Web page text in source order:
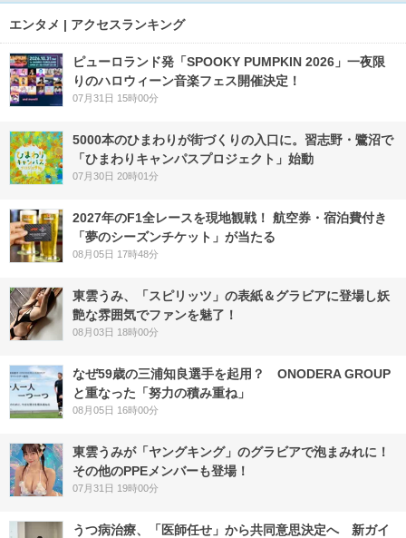
エンタメ | アクセスランキング
ピューロランド発「SPOOKY PUMPKIN 2026」一夜限
りのハロウィーン音楽フェス開催決定！
07月31日 15時00分
5000本のひまわりが街づくりの入口に。習志野・鷺沼で
「ひまわりキャンパスプロジェクト」始動
07月30日 20時01分
2027年のF1全レースを現地観戦！ 航空券・宿泊費付き
「夢のシーズンチケット」が当たる
08月05日 17時48分
東雲うみ、「スピリッツ」の表紙＆グラビアに登場し妖
艶な雰囲気でファンを魅了！
08月03日 18時00分
なぜ59歳の三浦知良選手を起用？ ONODERA GROUP
と重なった「努力の積み重ね」
08月05日 16時00分
東雲うみが「ヤングキング」のグラビアで泡まみれに！
その他のPPEメンバーも登場！
07月31日 19時00分
うつ病治療、「医師任せ」から共同意思決定へ 新ガイ